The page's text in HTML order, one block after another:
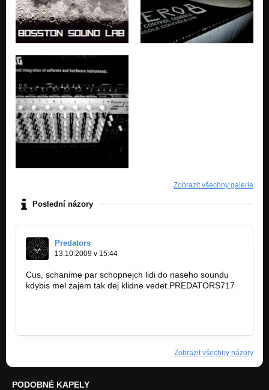
Zobrazit všechny galerie
Poslední názory
Predators
13.10.2009 v 15:44
Cus, schanime par schopnejch lidi do naseho soundu
kdybis mel zajem tak dej klidne vedet.PREDATORS717
Zobrazit všechny názory
PODOBNÉ KAPELY